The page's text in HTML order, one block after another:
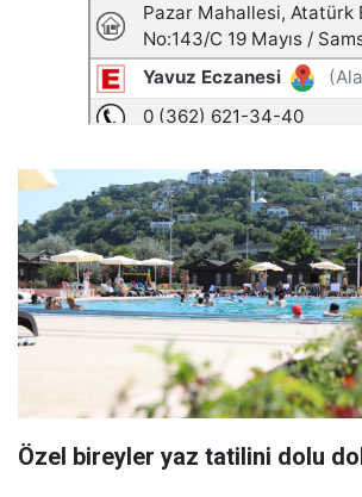
Özel bireyler yaz tatilini dolu